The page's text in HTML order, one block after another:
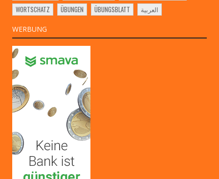
WORTSCHATZ
ÜBUNGEN ÜBUNGSBLATT العربية
WERBUNG